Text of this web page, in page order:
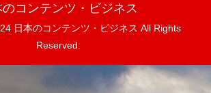
のコンテンツ・ビジネス
日本のコンテンツ・ビジネス All Rights
Reserved.